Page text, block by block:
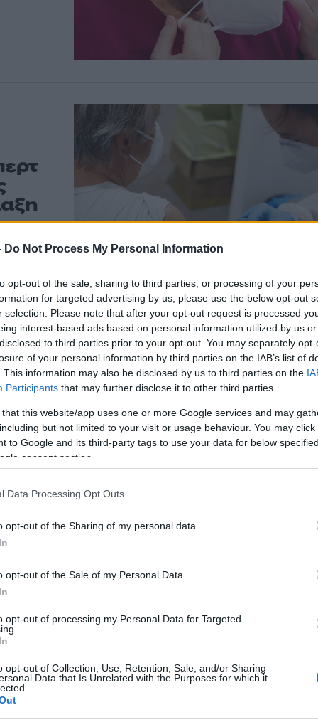
Do Not Process My Personal Information
opt-out of the sale, sharing to third parties, or processing of your
for targeted advertising by us, please use the below opt-out
selection. Please note that after your opt-out request is processed
interest-based ads based on personal information utilized by us
to third parties prior to your opt-out. You may separately
of your personal information by third parties on the IAB’s list of
This information may also be disclosed by us to third parties on the
Participants that may further disclose it to other third parties.
that this website/app uses one or more Google services and may
but not limited to your visit or usage behaviour. You may
to Google and its third-party tags to use your data for below
consent section.
Data Processing Opt Outs
opt-out of the Sharing of my personal data.
opt-out of the Sale of my Personal Data.
opt-out of processing my Personal Data for Targeted
opt-out of Collection, Use, Retention, Sale, and/or Sharing
Data that Is Unrelated with the Purposes for which it
του
του
έκθεσή του
στις
–